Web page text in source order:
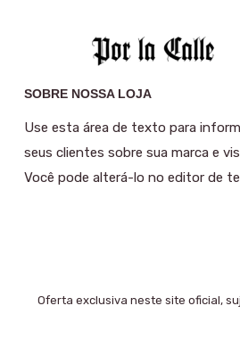
SOBRE NOSSA LOJA
Use esta área de texto para
seus clientes sobre sua marca e
Você pode alterá-lo no editor de
Oferta exclusiva neste site oficial,